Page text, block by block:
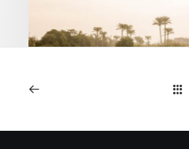
2. Oktober 2025